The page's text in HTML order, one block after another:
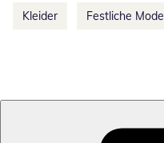
Kleider Festliche Mode